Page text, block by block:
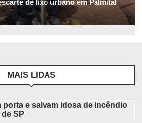
de lixo urbano em Palmital
MAIS LIDAS
porta e salvam idosa de incêndio
SP